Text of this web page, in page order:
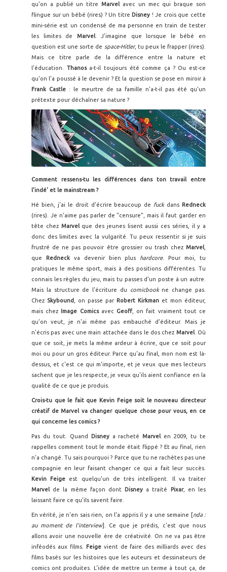
qu'on a publié un titreMarvel avec un mec qui braque son
flingue sur un bébé (rires) ? Un titre Disney ! Je crois que cette
mini-série est un condensé de ma personne en train de tester
les limites de Marvel. J'imagine que lorsque le bébé en
question est une sorte de space-Hitler, tu peux le frapper (rires).
Mais ce titre parle de la différence entre la nature et
l'éducation. Thanos a-t-il toujours été comme ça ? Ou est-ce
qu'on l'a poussé à le devenir ? Et la question se pose en miroir à
Frank Castle : le meurtre de sa famille n'a-t-il pas été qu'un
prétexte pour déchaîner sa nature ?
Comment ressens-tu les différences dans ton travail entre
l'indé' et le mainstream ?
Hé bien, j'ai le droit d'écrire beaucoup de fuck dans Redneck
(rires). Je n'aime pas parler de "censure", mais il faut garder en
tête chez Marvel que des jeunes lisent aussi ces séries, il y a
donc des limites avec la vulgarité. Tu peux ressentir si je suis
frustré de ne pas pouvoir être grossier ou trash chez Marvel
que Redneck va devenir bien plus hardcore. Pour moi, tu
pratiques le même sport, mais à des positions différentes. Tu
connais les règles du jeu, mais tu passes d'un poste à un autre.
Mais la structure de l'écriture du
comicbookne change pas.
Chez Skybound , on passe par Robert Kirkman et mon éditeur,
mais chez Image Comics avec Geoff, on fait vraiment tout ce
qu'on veut, je n'ai même pas embauché d'éditeur. Mais je
n'écris pas avec une main attachée dans le dos chez Marvel. Où
que ce soit, je mets la même ardeur à écrire, que ce soit pour
moi ou pour un gros éditeur. Parce qu'au final, mon nom est là-
dessus, et c'est ce qui m'importe, et je veux que mes lecteurs
sachent que je les respecte, je veux qu'ils aient confiance en la
qualité de ce que je produis.
Crois-tu que le fait que Kevin Feige soit le nouveau directeur
créatif de Marvel va changer quelque chose pour vous, en ce
qui concerne les comics ?
Pas du tout. Quand Disney a rachetéMarvel en 2009, tu te
rappelles comment tout le monde était flippé ? Et au final, rien
n'a changé. Tu sais pourquoi ? Parce que tu ne rachètes pas une
compagnie en leur faisant changer ce qui a fait leur succès.
Kevin Feige est quelqu'un de très intelligent. Il va traiter
Marvel de la même façon dont Disney a traité Pixar, en les
laissant faire ce qu'ils savent faire.
En vérité, je n'en sais rien, on l'a appris il y a une semaine [nda :
au moment de l'interview]. Ce que je prédis, c'est que nous
allons avoir une nouvelle ère de créativité. On ne va pas être
inféodés aux films.
Feige vient de faire des milliards avec des
films basés sur les histoires que les auteurs et dessinateurs de
comics ont produites. L'idée de mettre un terme à tout ça, de